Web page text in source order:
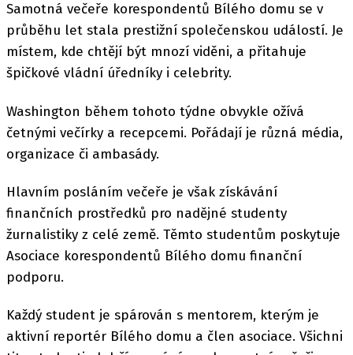
Samotná večeře korespondentů Bílého domu se v
průběhu let stala prestižní společenskou událostí. Je
místem, kde chtějí být mnozí viděni, a přitahuje
špičkové vládní úředníky i celebrity.
Washington během tohoto týdne obvykle ožívá
četnými večírky a recepcemi. Pořádají je různá média,
organizace či ambasády.
Hlavním posláním večeře je však získávání
finančních prostředků pro nadějné studenty
žurnalistiky z celé země. Těmto studentům poskytuje
Asociace korespondentů Bílého domu finanční
podporu.
Každý student je spárován s mentorem, kterým je
aktivní reportér Bílého domu a člen asociace. Všichni